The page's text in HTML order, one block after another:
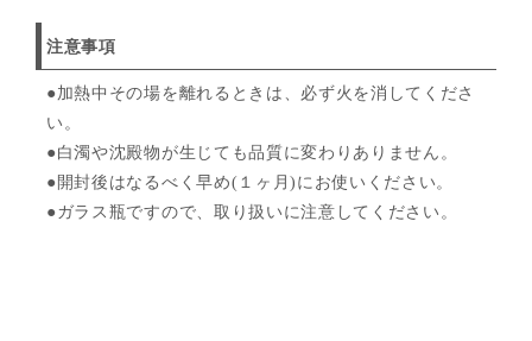
注意事項
●加熱中その場を離れるときは、必ず火を消してくださ
い。
●白濁や沈殿物が生じても品質に変わりありません。
●開封後はなるべく早め(１ヶ月)にお使いください。
●ガラス瓶ですので、取り扱いに注意してください。